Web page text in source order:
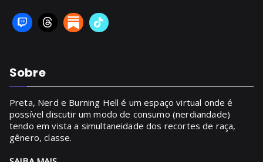
Sobre
Preta, Nerd e Burning Hell é um espaço virtual onde é
possível discutir um modo de consumo (nerdiandade)
tendo em vista a simultaneidade dos recortes de raça,
gênero, classe.